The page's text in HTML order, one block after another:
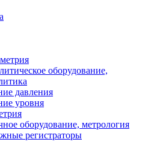
оборудование,
давления
уровня
оборудование, метрология
регистраторы